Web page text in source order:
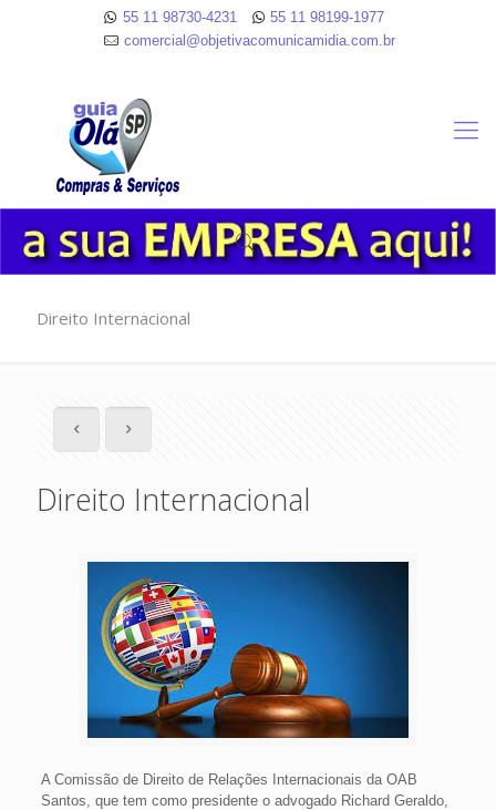
55 11 98730-4231
55 11 98199-1977
comercial@objetivacomunicamidia.com.br
Direito Internacional
Direito Internacional
A Comissão de Direito de Relações Internacionais da OAB
Santos, que tem como presidente o advogado Richard Geraldo,